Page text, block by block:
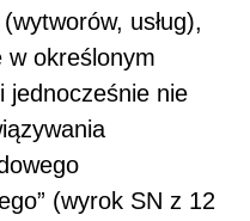
usług),
w określonym
jednocześnie nie
(wyrok SN z 12